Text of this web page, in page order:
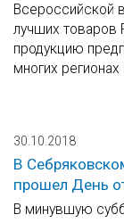
Всероссийской
лучших товаров
продукцию
многих
30.10.2018
В
прошел День
В минувшую